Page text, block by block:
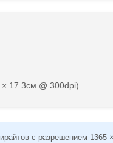
17.3см @ 300dpi)
с разрешением 1365